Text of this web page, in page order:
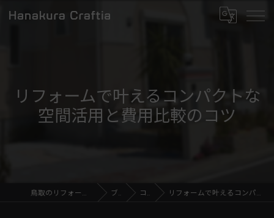
リフォームで叶えるコンパクトな
空間活用と費用比較のコツ
鳥取のリフォームならHanakura Craftia ブログ コラム リフォームで叶えるコンパクトな空間活用と費用比較のコツ